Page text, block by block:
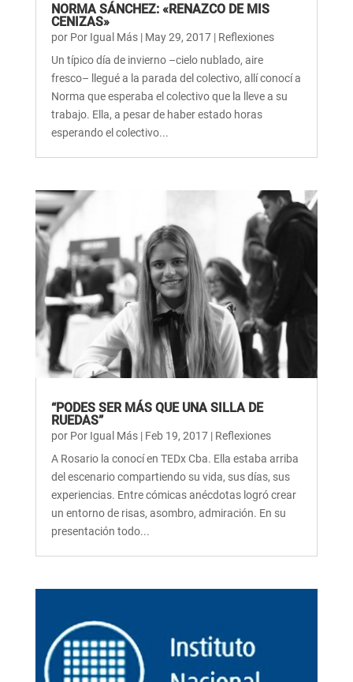
NORMA SÁNCHEZ: «RENAZCO DE MIS
CENIZAS»
por Por Igual Más| May 29, 2017| Reflexiones
Un típico día de invierno –cielo nublado, aire
fresco– llegué a la parada del colectivo, allí conocí a
Norma que esperaba el colectivo que la lleve a su
trabajo. Ella, a pesar de haber estado horas
esperando el colectivo...
“PODES SER MÁS QUE UNA SILLA DE
RUEDAS”
por Por Igual Más| Feb 19, 2017| Reflexiones
A Rosario la conocí en TEDx Cba. Ella estaba arriba
del escenario compartiendo su vida, sus días, sus
experiencias. Entre cómicas anécdotas logró crear
un entorno de risas, asombro, admiración. En su
presentación todo...